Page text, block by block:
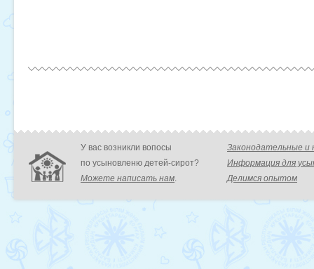
У вас возникли вопосы
по усыновленю детей-сирот?
Можете написать нам.
Законодательные
Информация для
Делимся опытом